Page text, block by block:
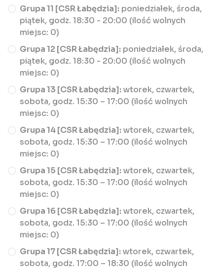
Grupa 11 [CSR Łabędzia]: poniedziałek, środa,
piątek, godz. 18:30 - 20:00 (ilość wolnych
miejsc: 0)
Grupa 12 [CSR Łabędzia]: poniedziałek, środa,
piątek, godz. 18:30 - 20:00 (ilość wolnych
miejsc: 0)
Grupa 13 [CSR Łabędzia]:wtorek, czwartek,
sobota, godz. 15:30 – 17:00 (ilość wolnych
miejsc: 0)
Grupa 14 [CSR Łabędzia]:wtorek, czwartek,
sobota, godz. 15:30 – 17:00 (ilość wolnych
miejsc: 0)
Grupa 15 [CSR Łabędzia]:wtorek, czwartek,
sobota, godz. 15:30 – 17:00 (ilość wolnych
miejsc: 0)
Grupa 16 [CSR Łabędzia]:wtorek, czwartek,
sobota, godz. 15:30 – 17:00 (ilość wolnych
miejsc: 0)
Grupa 17 [CSR Łabędzia]:wtorek, czwartek,
sobota, godz. 17:00 – 18:30 (ilość wolnych